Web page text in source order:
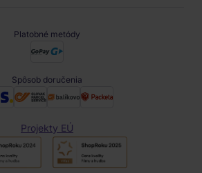
Platobné metódy
Spôsob doručenia
Projekty EÚ